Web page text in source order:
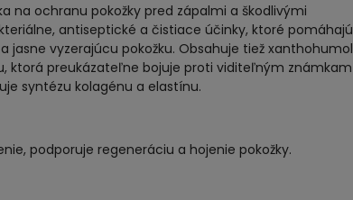
na ochranu pokožky pred zápalmi a škodlivými
antiseptické a čistiace účinky, ktoré pomáhajú
jasne vyzerajúcu pokožku. Obsahuje tiež xanthohumol
ktorá preukázateľne bojuje proti viditeľným známkam
syntézu kolagénu a elastínu.
podporuje regeneráciu a hojenie pokožky.